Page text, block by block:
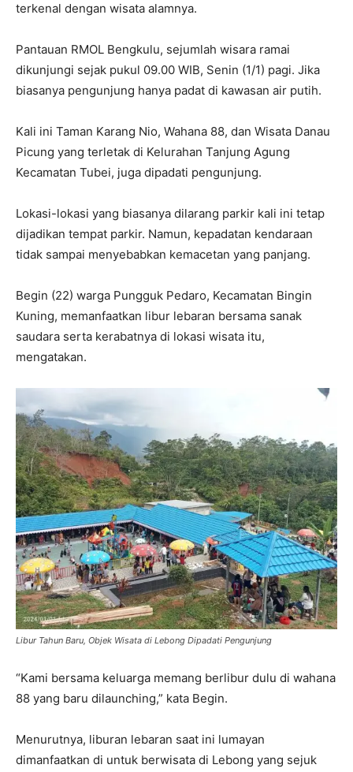
terkenal dengan wisata alamnya.
Pantauan RMOL Bengkulu, sejumlah wisara ramai
dikunjungi sejak pukul 09.00 WIB, Senin (1/1) pagi. Jika
biasanya pengunjung hanya padat di kawasan air putih.
Kali ini Taman Karang Nio, Wahana 88, dan Wisata Danau
Picung yang terletak di Kelurahan Tanjung Agung
Kecamatan Tubei, juga dipadati pengunjung.
Lokasi-lokasi yang biasanya dilarang parkir kali ini tetap
dijadikan tempat parkir. Namun, kepadatan kendaraan
tidak sampai menyebabkan kemacetan yang panjang.
Begin (22) warga Pungguk Pedaro, Kecamatan Bingin
Kuning, memanfaatkan libur lebaran bersama sanak
saudara serta kerabatnya di lokasi wisata itu,
mengatakan.
Libur Tahun Baru, Objek Wisata di Lebong Dipadati Pengunjung
“Kami bersama keluarga memang berlibur dulu di wahana
88 yang baru dilaunching,” kata Begin.
Menurutnya, liburan lebaran saat ini lumayan
dimanfaatkan di untuk berwisata di Lebong yang sejuk